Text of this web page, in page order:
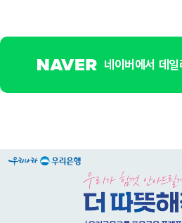
네이버에서 데